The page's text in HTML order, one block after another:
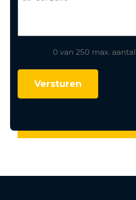
0 van 250 max.